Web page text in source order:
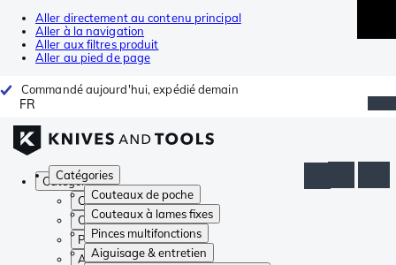
Aller directement au contenu principal
Aller à la navigation
Aller aux filtres produit
Aller au pied de page
Commandé aujourd'hui, expédié demain
FR
Catégories
Couteaux de poche
Couteaux à lames fixes
Pinces multifonctions
Aiguisage & entretien
Catégories
Couteaux de poche
Couteaux à lames fixes
Pinces multifonctions
Aiguisage & entretien